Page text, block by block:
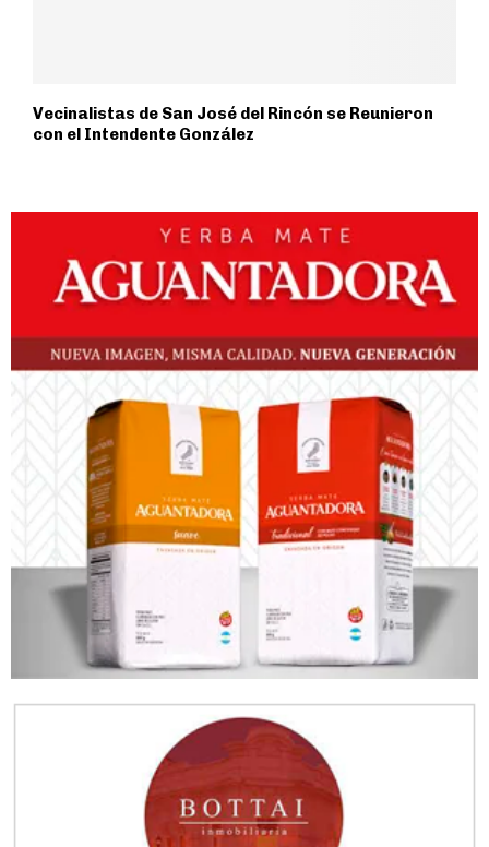
Vecinalistas de San José del Rincón se Reunieron
con el Intendente González